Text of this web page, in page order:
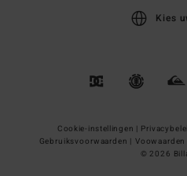
Kies
Cookie-instellingen |
Gebruiksvoorwaarden |
© 2026